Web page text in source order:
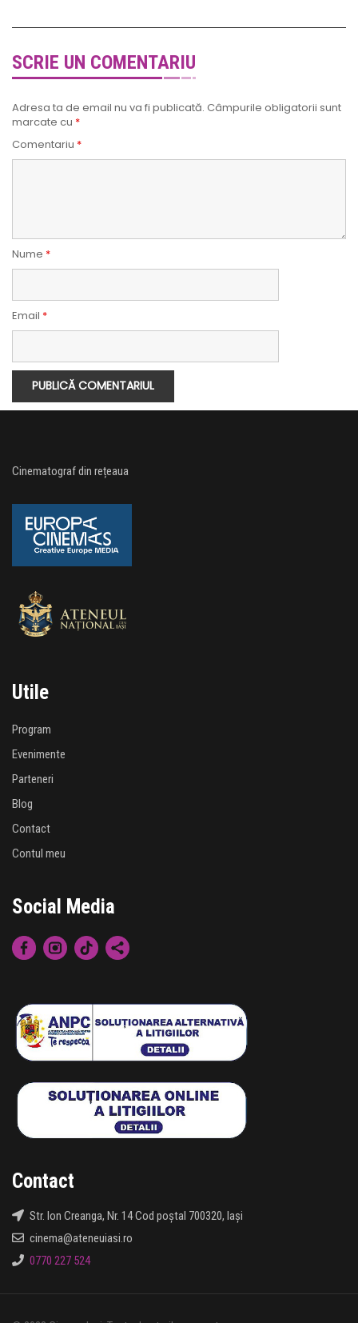
SCRIE UN COMENTARIU
Adresa ta de email nu va fi publicată. Câmpurile obligatorii sunt
marcate cu *
Comentariu *
Nume *
Email *
Cinematograf din rețeaua
Utile
Program
Evenimente
Parteneri
Blog
Contact
Contul meu
Social Media
Contact
Str. Ion Creanga, Nr. 14 Cod poștal 700320, Iași
cinema@ateneuiasi.ro
0770 227 524